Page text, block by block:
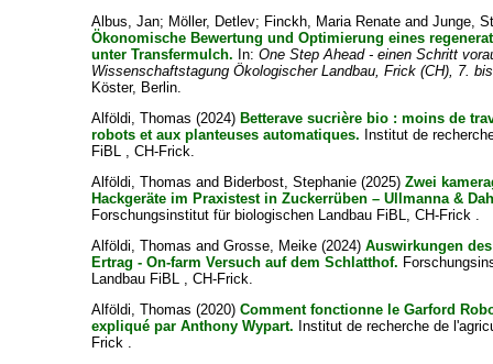
Albus, Jan; Möller, Detlev; Finckh, Maria Renate andJunge,
Ökonomische Bewertung und Optimierung eines
unter Transfermulch. In:One Step Ahead - einen Schritt
Wissenschaftstagung Ökologischer Landbau, Frick (CH), 7.
Köster, Berlin.
Alföldi, Thomas (2024) Betterave sucrière bio : moins de
robots et aux planteuses automatiques. Institut de
FiBL , CH-Frick.
Alföldi, Thomas and Biderbost, Stephanie (2025)Zwei
Hackgeräte im Praxistest in Zuckerrüben – Ullmanna &
Forschungsinstitut für biologischen Landbau FiBL, CH-Frick .
Alföldi, Thomas andGrosse, Meike (2024)Auswirkungen
Ertrag - On-farm Versuch auf dem Schlatthof.
Landbau FiBL , CH-Frick.
Alföldi, Thomas (2020)Comment fonctionne le Garford
expliqué par Anthony Wypart. Institut de recherche de
Frick .